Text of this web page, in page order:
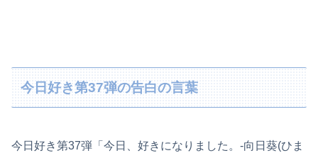
今日好き第37弾の告白の言葉
今日好き第37弾「今日、好きになりました。-向日葵(ひま